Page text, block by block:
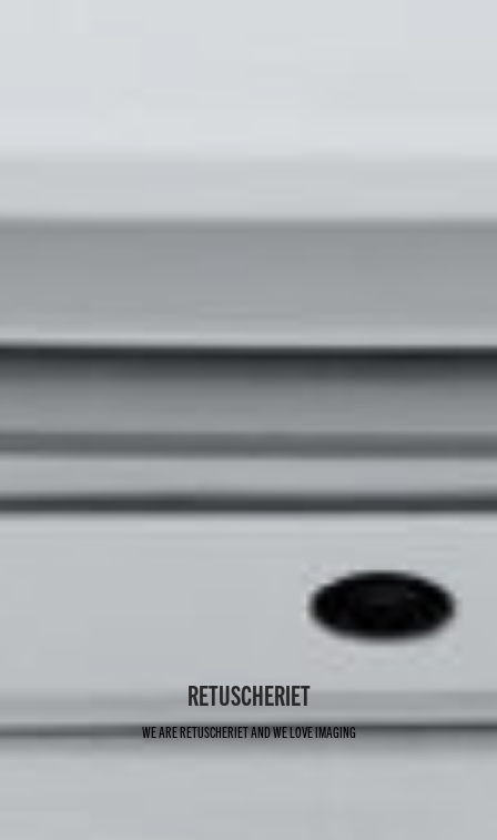
RETUSCHERIET
WE ARE RETUSCHERIET AND WE LOVE IMAGING